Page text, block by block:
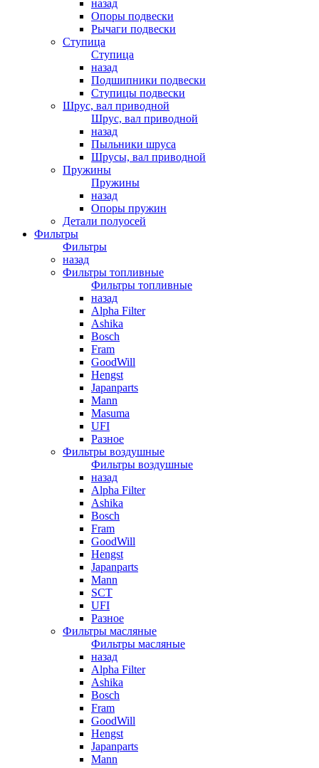
назад
Опоры подвески
Рычаги подвески
Ступица
Ступица
назад
Подшипники подвески
Ступицы подвески
Шрус, вал приводной
Шрус, вал приводной
назад
Пыльники шруса
Шрусы, вал приводной
Пружины
Пружины
назад
Опоры пружин
Детали полуосей
Фильтры
Фильтры
назад
Фильтры топливные
Фильтры топливные
назад
Alpha Filter
Ashika
Bosch
Fram
GoodWill
Hengst
Japanparts
Mann
Masuma
UFI
Разное
Фильтры воздушные
Фильтры воздушные
назад
Alpha Filter
Ashika
Bosch
Fram
GoodWill
Hengst
Japanparts
Mann
SCT
UFI
Разное
Фильтры масляные
Фильтры масляные
назад
Alpha Filter
Ashika
Bosch
Fram
GoodWill
Hengst
Japanparts
Mann